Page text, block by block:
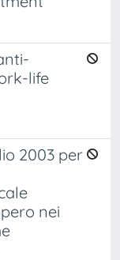
life
2003 per
nei